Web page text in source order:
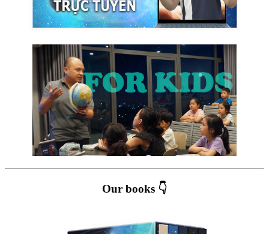
Our books 👇